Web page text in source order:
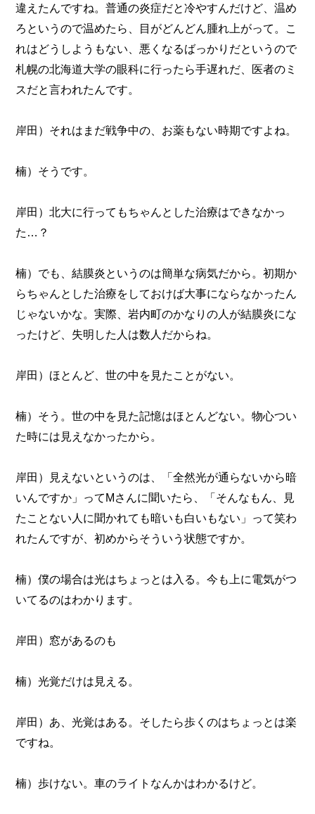
違えたんですね。普通の炎症だと冷やすんだけど、温め
ろというので温めたら、目がどんどん腫れ上がって。こ
れはどうしようもない、悪くなるばっかりだというので
札幌の北海道大学の眼科に行ったら手遅れだ、医者のミ
スだと言われたんです。
岸田）それはまだ戦争中の、お薬もない時期ですよね。
楠）そうです。
岸田）北大に行ってもちゃんとした治療はできなかっ
た…？
楠）でも、結膜炎というのは簡単な病気だから。初期か
らちゃんとした治療をしておけば大事にならなかったん
じゃないかな。実際、岩内町のかなりの人が結膜炎にな
ったけど、失明した人は数人だからね。
岸田）ほとんど、世の中を見たことがない。
楠）そう。世の中を見た記憶はほとんどない。物心つい
た時には見えなかったから。
岸田）見えないというのは、「全然光が通らないから暗
いんですか」ってMさんに聞いたら、「そんなもん、見
たことない人に聞かれても暗いも白いもない」って笑わ
れたんですが、初めからそういう状態ですか。
楠）僕の場合は光はちょっとは入る。今も上に電気がつ
いてるのはわかります。
岸田）窓があるのも
楠）光覚だけは見える。
岸田）あ、光覚はある。そしたら歩くのはちょっとは楽
ですね。
楠）歩けない。車のライトなんかはわかるけど。